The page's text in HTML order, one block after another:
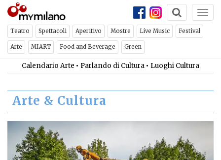
Teatro Spettacoli Aperitivo Mostre Live Music Festival
Arte MIART Food and Beverage Green
Calendario Arte • Parlando di Cultura • Luoghi Cultura
Arte & Cultura